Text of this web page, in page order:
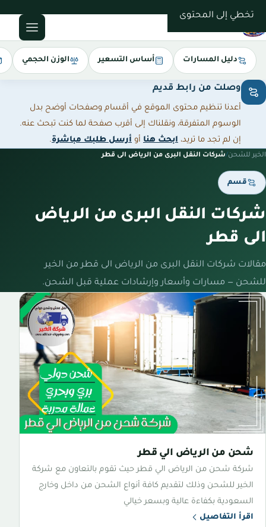
تخطي إلى المحتوى
دليل المسارات أساس التسعير الوزن الحجمي
وصلت من رابط قديم
أعدنا تنظيم محتوى الموقع في أقسام وصفحات أوضح بدل
الوسوم المتفرقة، ونقلناك إلى أقرب صفحة لما كنت تبحث عنه.
إن لم تجد ما تريد، ابحث هنا أو أرسل طلبك مباشرة.
الخير للشحن/شركات النقل البرى من الرياض الى قطر
قسم
شركات النقل البرى من الرياض
الى قطر
مقالات شركات النقل البرى من الرياض الى قطر من الخير
للشحن — مسارات وأسعار وإرشادات عملية قبل الشحن.
شحن من الرياض الي قطر
شركة شحن من الرياض الي قطر حيث تقوم بالتعاون مع شركة
الخير للشحن وذلك لتقديم كافة أنواع الشحن من داخل وخارج
السعودية بكفاءة عالية وبسعر خيالي
اقرأ التفاصيل